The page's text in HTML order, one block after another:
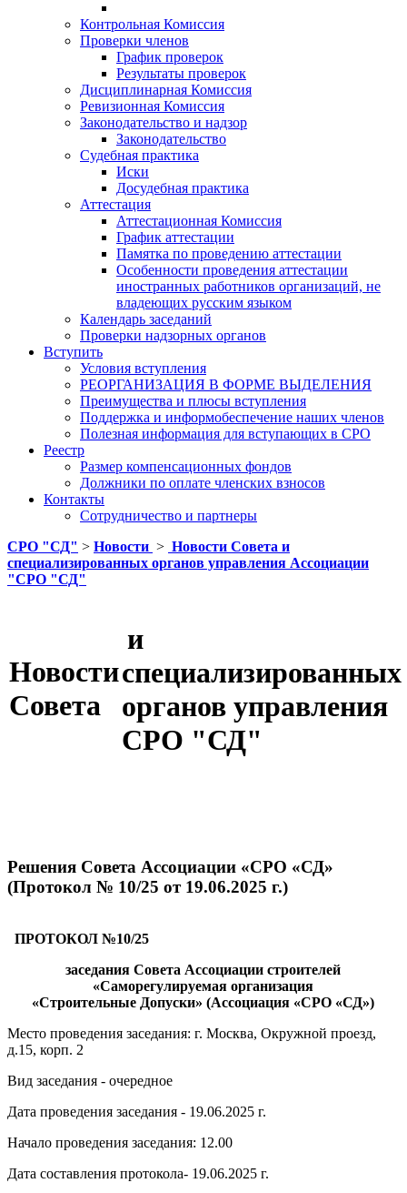
Контрольная Комиссия
Проверки членов
График проверок
Результаты проверок
Дисциплинарная Комиссия
Ревизионная Комиссия
Законодательство и надзор
Законодательство
Судебная практика
Иски
Досудебная практика
Аттестация
Аттестационная Комиссия
График аттестации
Памятка по проведению аттестации
Особенности проведения аттестации
иностранных работников организаций, не
владеющих русским языком
Календарь заседаний
Проверки надзорных органов
Вступить
Условия вступления
РЕОРГАНИЗАЦИЯ В ФОРМЕ ВЫДЕЛЕНИЯ
Преимущества и плюсы вступления
Поддержка и информобеспечение наших членов
Полезная информация для вступающих в СРО
Реестр
Размер компенсационных фондов
Должники по оплате членских взносов
Контакты
Сотрудничество и партнеры
СРО "СД" > Новости > Новости Совета и
специализированных органов управления Ассоциации
"СРО "СД"
Новости
Совета
и
специализированных
органов управления
СРО "СД"
Решения Совета Ассоциации «СРО «СД»
(Протокол № 10/25 от 19.06.2025 г.)
ПРОТОКОЛ №10/25
заседания Совета Ассоциации строителей
«Саморегулируемая организация
«Строительные Допуски» (Ассоциация «СРО «СД»)
Место проведения заседания: г. Москва, Окружной проезд,
д.15, корп. 2
Вид заседания - очередное
Дата проведения заседания - 19.06.2025 г.
Начало проведения заседания: 12.00
Дата составления протокола- 19.06.2025 г.